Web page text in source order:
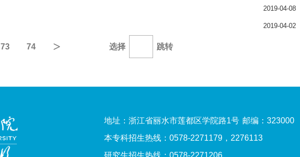
2019-04-08
2019-04-02
73 74 > 选择 跳转
地址：浙江省丽水市莲都区学院路1号 邮编：323000
本专科招生热线：0578-2271179，2276113
研究生招生热线：0578-2271206